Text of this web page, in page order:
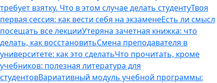
требует взятку. Что в этом случае делать студентуТвоя
первая сессия: как вести себя на экзаменеЕсть ли смысл
посещать все лекцииУтеряна зачетная книжка: что
делать, как восстановитьСмена преподавателя в
университете: как это сделатьЧто прочитать, кроме
учебников: полезная литература для
студентовВариативный модуль учебной программы: